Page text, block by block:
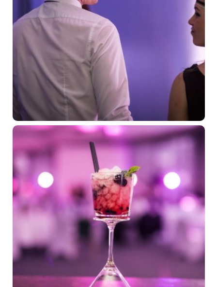
Firemné podujatia
Relax a bazény
Gastronómia
Novinky
Kontakt